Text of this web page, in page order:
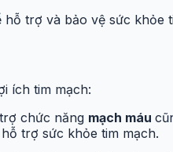
trợ và bảo vệ sức khỏe
ích tim mạch:
chức năng mạch máu
trợ sức khỏe tim mạch.